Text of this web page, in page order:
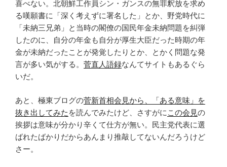
喜べない。北朝鮮工作員シン・ガンスの無罪釈放を求め
る嘆願書に「深く考えずに署名した」とか、野党時代に
「未納三兄弟」と当時の閣僚の国民年金未納問題を糾弾
したのに、自分の年金も自分が厚生大臣だった時期の年
金が未納だったことが発覚したりとか、とかく問題な発
言が多い気がする。 菅直人語録なんてサイトもあるぐら
いだ。
あと、極東ブログの菅新首相会見から、「ある意味」を
抜き出してみた を読んでみたけど、さすがに この会見の
挨拶は意味が分かり辛くて仕方が無い。民主党代表に選
ばれたばかりだからあんまり推敲してないんだろうけど
さー。